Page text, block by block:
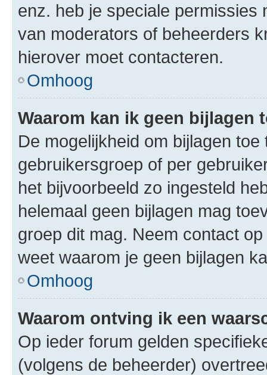
enz. heb je speciale permissies
van moderators of beheerders
hierover moet contacteren.
Omhoog
Waarom kan ik geen bijlagen
De mogelijkheid om bijlagen
gebruikersgroep of per
het bijvoorbeeld zo ingesteld
helemaal geen bijlagen mag
groep dit mag. Neem contact
weet waarom je geen bijlagen
Omhoog
Waarom ontving ik een
Op ieder forum gelden
(volgens de beheerder)